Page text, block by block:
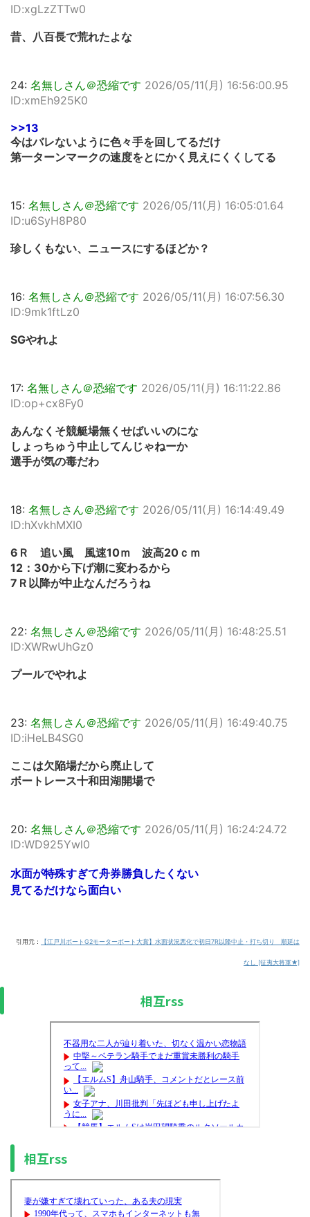
ID:xgLzZTTw0
昔、八百長で荒れたよな
24: 名無しさん＠恐縮です 2026/05/11(月) 16:56:00.95
ID:xmEh925K0
>>13
今はバレないように色々手を回してるだけ
第一ターンマークの速度をとにかく見えにくくしてる
15: 名無しさん＠恐縮です 2026/05/11(月) 16:05:01.64
ID:u6SyH8P80
珍しくもない、ニュースにするほどか？
16: 名無しさん＠恐縮です 2026/05/11(月) 16:07:56.30
ID:9mk1ftLz0
SGやれよ
17: 名無しさん＠恐縮です 2026/05/11(月) 16:11:22.86
ID:op+cx8Fy0
あんなくそ競艇場無くせばいいのにな
しょっちゅう中止してんじゃねーか
選手が気の毒だわ
18: 名無しさん＠恐縮です 2026/05/11(月) 16:14:49.49
ID:hXvkhMXI0
6Ｒ 追い風 風速10ｍ 波高20ｃｍ
12：30から下げ潮に変わるから
7Ｒ以降が中止なんだろうね
22: 名無しさん＠恐縮です 2026/05/11(月) 16:48:25.51
ID:XWRwUhGz0
プールでやれよ
23: 名無しさん＠恐縮です 2026/05/11(月) 16:49:40.75
ID:iHeLB4SG0
ここは欠陥場だから廃止して
ボートレース十和田湖開場で
20: 名無しさん＠恐縮です 2026/05/11(月) 16:24:24.72
ID:WD925Ywl0
水面が特殊すぎて舟券勝負したくない
見てるだけなら面白い
引用元： 【江戸川ボートG2モーターボート大賞】水面状況悪化で初日7R以降中止・打ち切り 順延は
なし [征夷大将軍★]
相互rss
相互rss